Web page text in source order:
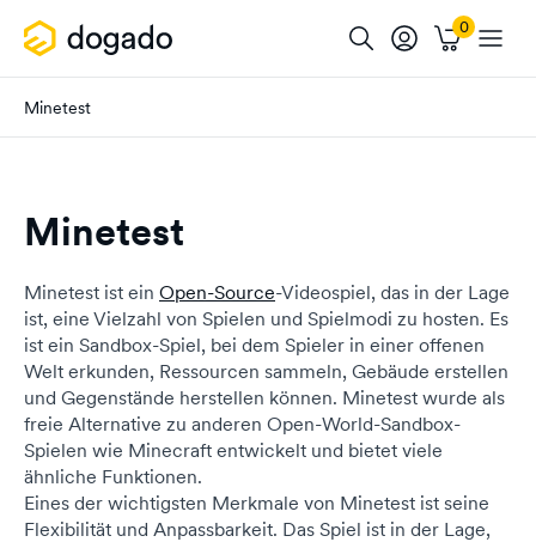
Minetest
Minetest
Minetest ist ein Open-Source-Videospiel, das in der Lage
ist, eine Vielzahl von Spielen und Spielmodi zu hosten. Es
ist ein Sandbox-Spiel, bei dem Spieler in einer offenen
Welt erkunden, Ressourcen sammeln, Gebäude erstellen
und Gegenstände herstellen können. Minetest wurde als
freie Alternative zu anderen Open-World-Sandbox-
Spielen wie Minecraft entwickelt und bietet viele
ähnliche Funktionen.
Eines der wichtigsten Merkmale von Minetest ist seine
Flexibilität und Anpassbarkeit. Das Spiel ist in der Lage,